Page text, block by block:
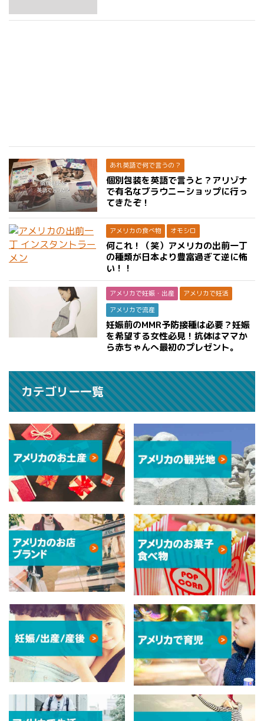
あれ英語で何で言うの？
個別包装を英語で言うと？アリゾナ
で有名なブラウニーショップに行っ
てきたぞ！
アメリカの食べ物 オモシロ
何これ！（笑）アメリカの出前一丁
の種類が日本より豊富過ぎて逆に怖
い！！
アメリカで妊娠・出産
アメリカで妊活
アメリカで流産
妊娠前のMMR予防接種は必要？妊娠
を希望する女性必見！抗体はママか
ら赤ちゃんへ最初のプレゼント。
カテゴリー一覧